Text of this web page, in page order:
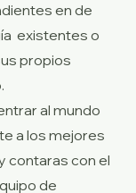
en de
existentes o
propios
al mundo
a los mejores
contaras con el
de